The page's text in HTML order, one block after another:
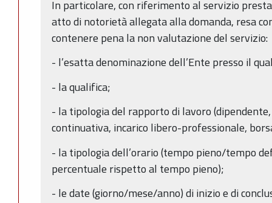
In particolare, con riferimento al servizio
atto di notorietà allegata alla domanda, resa
contenere pena la non valutazione del servizio:
- l’esatta denominazione dell’Ente presso il
- la qualifica;
- la tipologia del rapporto di lavoro
continuativa, incarico libero-professionale,
- la tipologia dell’orario (tempo pieno/tempo
percentuale rispetto al tempo pieno);
- le date (giorno/mese/anno) di inizio e di